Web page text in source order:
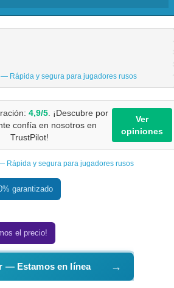
Rápida y segura para jugadores rusos
4,9/5. ¡Descubre por
confía en nosotros en
TrustPilot!
Ver
opiniones
garantizado
el precio!
— Estamos en línea →